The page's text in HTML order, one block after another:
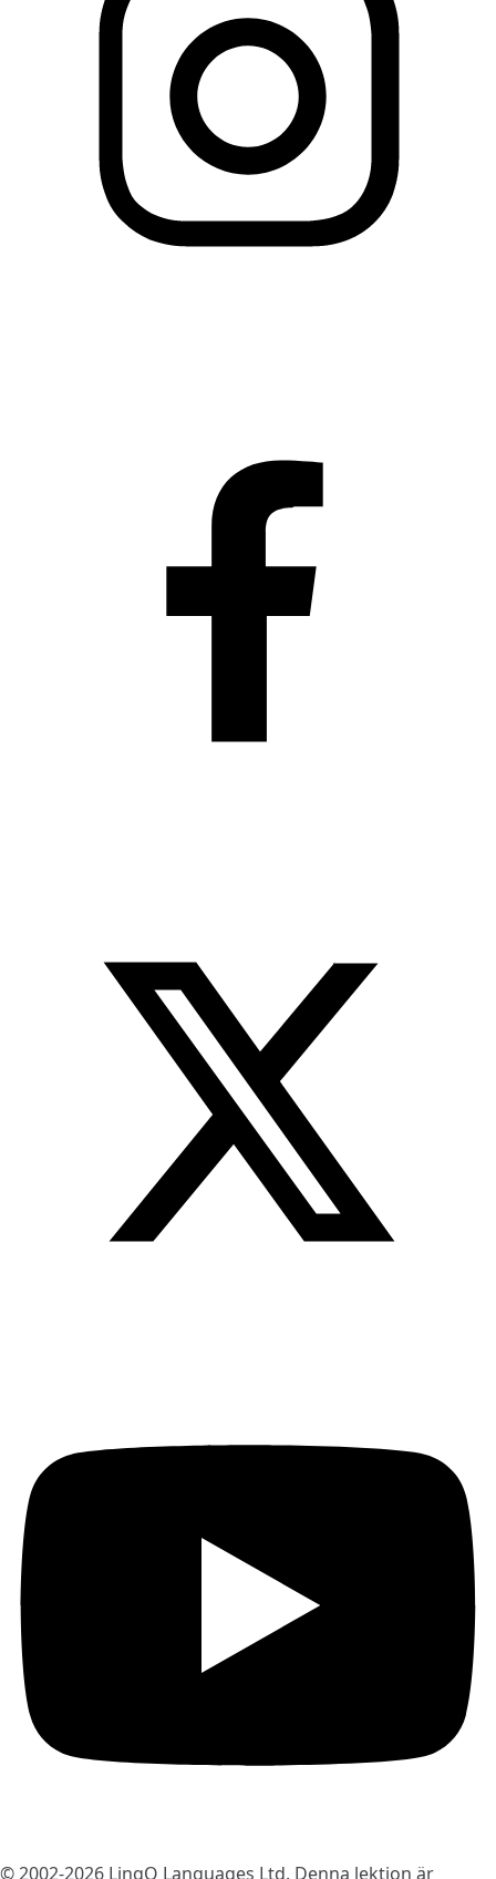
© 2002-2026 LingQ Languages Ltd. Denna lektion är